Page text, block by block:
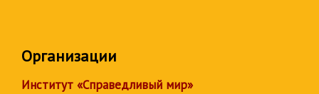
Организации
Институт «Справедливый мир»